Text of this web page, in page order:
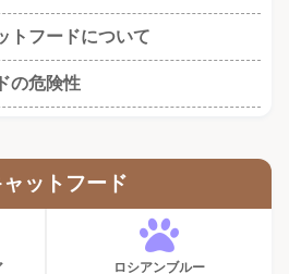
トフードについて
の危険性
ットフード
ロシアンブルー